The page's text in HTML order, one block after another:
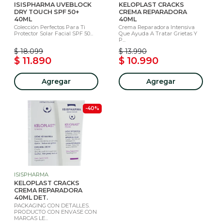
ISISPHARMA UVEBLOCK
DRY TOUCH SPF 50+
40ML
Colección Perfectos Para Ti
Protector Solar Facial SPF 50...
$ 18.099
$ 11.890
Agregar
KELOPLAST CRACKS
CREMA REPARADORA
40ML
Crema Reparadora Intensiva
Que Ayuda A Tratar Grietas Y
P...
$ 13.990
$ 10.990
Agregar
-40%
ISISPHARMA
KELOPLAST CRACKS
CREMA REPARADORA
40ML DET.
PACKAGING CON DETALLES.
PRODUCTO CON ENVASE CON
MARCAS LE...